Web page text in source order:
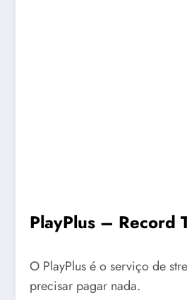
PlayPlus – Record
O PlayPlus é o serviço de
precisar pagar nada.